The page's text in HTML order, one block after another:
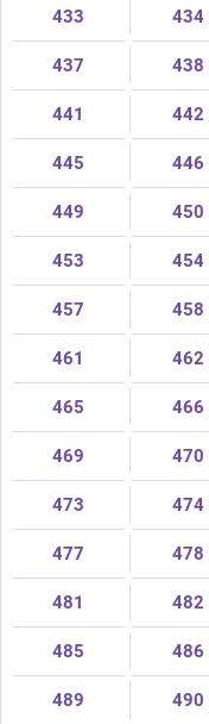
433 434
437 438
441 442
445 446
449 450
453 454
457 458
461 462
465 466
469 470
473 474
477 478
481 482
485 486
489 490